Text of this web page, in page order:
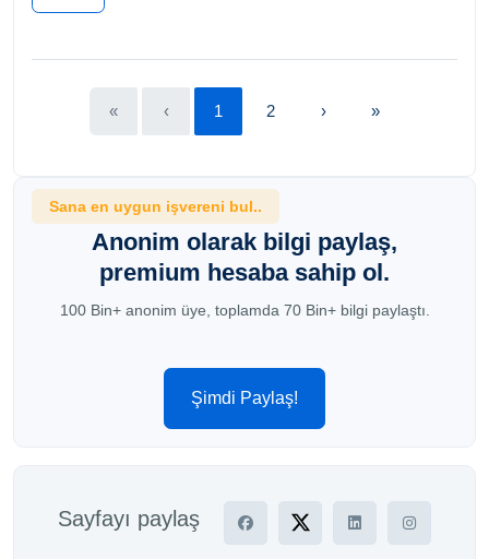
« ‹ 1 2 › »
Sana en uygun işvereni bul..
Anonim olarak bilgi paylaş,
premium hesaba sahip ol.
100 Bin+ anonim üye, toplamda 70 Bin+ bilgi paylaştı.
Şimdi Paylaş!
Sayfayı paylaş